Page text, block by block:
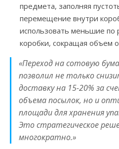
предмета, заполняя
перемещение внутри
использовать меньшие по
коробки, сокращая объем
«Переход на сотовую
позволил не только
доставку на 15-20% за
объема посылок, но и
площади для хранения
Это стратегическое
многократно.»